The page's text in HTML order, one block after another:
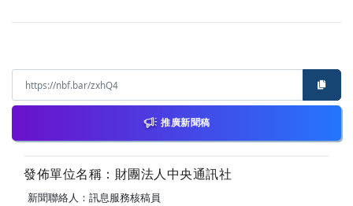
推廣新聞稿
發佈單位名稱：財團法人中央通訊社
新聞聯絡人：訊息服務核稿員